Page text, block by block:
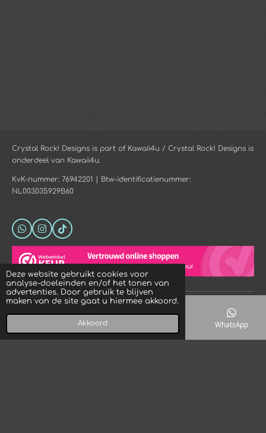
Deze website gebruikt cookies voor
analyse-doeleinden en/of het tonen van
advertenties. Door gebruik te blijven
maken van de site gaat u hiermee akkoord.
Akkoord
Crystal Rock! Designs is part of Kawaii4u / Crystal Rock! Designs is
onderdeel van Kawaii4u.
KvK-nummer: 76942201 | Btw-identificatienummer:
NL003035929B60
W
h
t
A
p
p
I
n
t
g
r
a
m
T
i
T
k
© 2023 - 2026 Crystal Rock! Designs
Powered byJouwWeb
Telefoonnummer WhatsApp